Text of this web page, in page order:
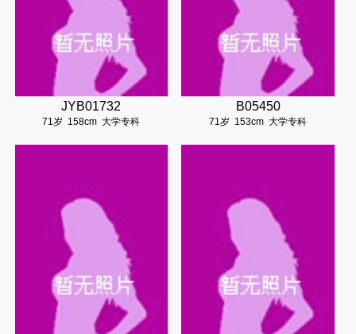
JYB01732
71岁 158cm 大学专科
B05450
71岁 153cm 大学专科